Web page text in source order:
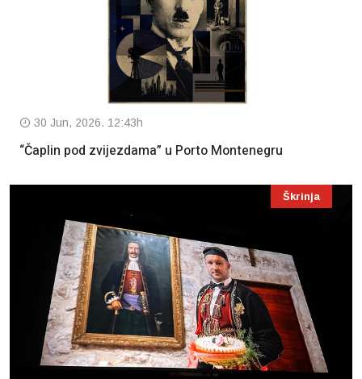
30 Jun, 2026. 12:43h
“Čaplin pod zvijezdama” u Porto Montenegru
Škrinja